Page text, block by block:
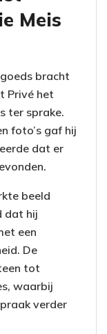
Meis
bracht
Privé het
ter sprake.
foto’s gaf hij
dat er
beeld
dat hij
een
De
tot
waarbij
verder